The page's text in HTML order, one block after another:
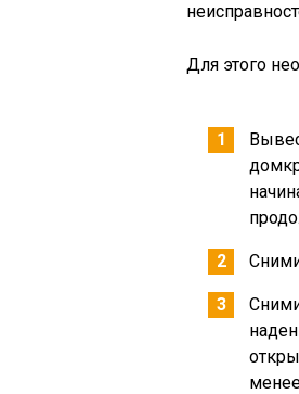
Для этого